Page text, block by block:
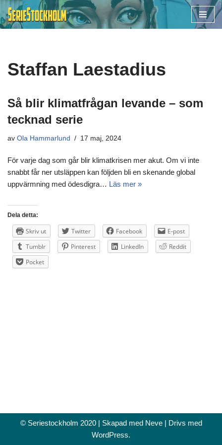
Hoppa
Staffan Laestadius
Så blir klimatfrågan levande – som
tecknad serie
av Ola Hammarlund 17 maj, 2024
För varje dag som går blir klimatkrisen mer akut. Om vi inte
snabbt får ner utsläppen kan följden bli en skenande global
uppvärmning med ödesdigra… Läs mer »
Dela detta:
Skriv ut Twitter Facebook
E-post
Tumblr
Pinterest LinkedIn
Reddit
Pocket
© Seriestockholm 2020 | Skapad med Neve| Drivs med
WordPress.